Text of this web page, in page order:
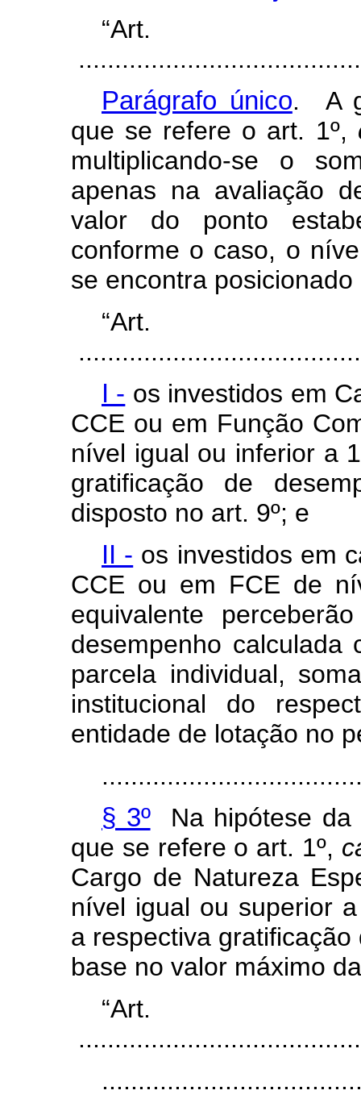
Parágrafo único. A
que se refere o art. 1º,
multiplicando-se o
apenas na avaliação
valor do ponto
conforme o caso, o
se encontra posicionado
I - os investidos em
CCE ou em Função
nível igual ou inferior a
gratificação de
disposto no art. 9º; e
II - os investidos em
CCE ou em FCE de
equivalente
desempenho
parcela individual,
institucional do
entidade de lotação no
§ 3ºNa hipótese da
que se refere o art. 1º,
Cargo de Natureza
nível igual ou superior
a respectiva
base no valor máximo